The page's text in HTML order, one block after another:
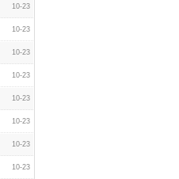
10-23
10-23
10-23
10-23
10-23
10-23
10-23
10-23